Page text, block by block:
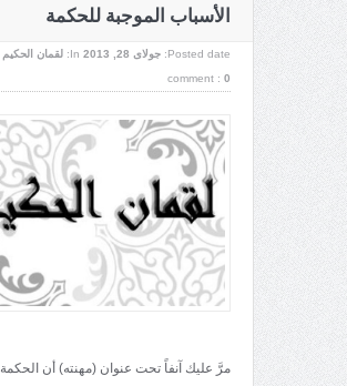
الأسباب الموجبة للحكمة
Posted date: جولای 28, 2013 In: لقمان الحكيم
comment : 0
مرَّ عليك آنفاً تحت عنوان (مهنته) أن الحكمة